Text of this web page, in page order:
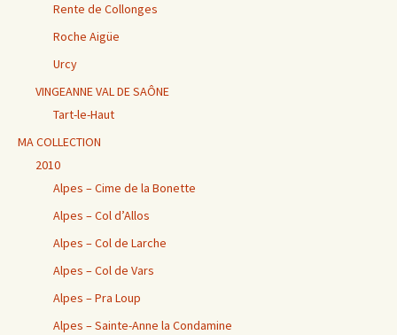
Rente de Collonges
Roche Aigüe
Urcy
VINGEANNE VAL DE SAÔNE
Tart-le-Haut
MA COLLECTION
2010
Alpes – Cime de la Bonette
Alpes – Col d’Allos
Alpes – Col de Larche
Alpes – Col de Vars
Alpes – Pra Loup
Alpes – Sainte-Anne la Condamine